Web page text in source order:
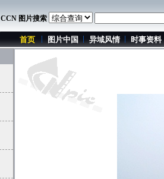
CCN 图片搜索
首页 图片中国 异域风情 时事资料